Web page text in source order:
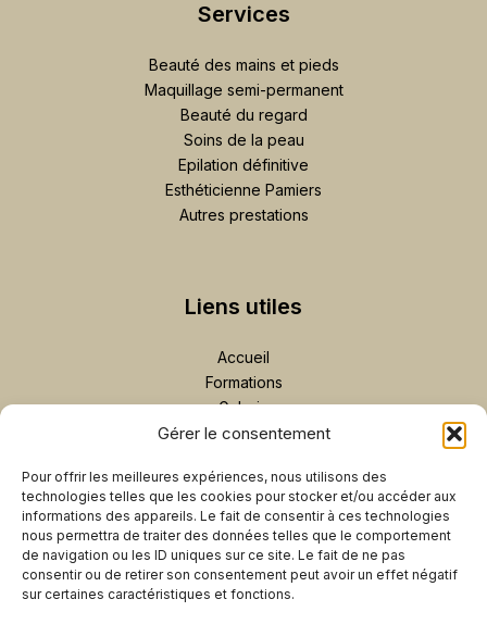
Gérer le consentement
Pour offrir les meilleures expériences, nous utilisons des
technologies telles que les cookies pour stocker et/ou accéder aux
informations des appareils. Le fait de consentir à ces technologies
nous permettra de traiter des données telles que le comportement
de navigation ou les ID uniques sur ce site. Le fait de ne pas
consentir ou de retirer son consentement peut avoir un effet négatif
sur certaines caractéristiques et fonctions.
Services
Beauté des mains et pieds
Maquillage semi-permanent
Beauté du regard
Soins de la peau
Epilation définitive
Esthéticienne Pamiers
Autres prestations
Liens utiles
Accueil
Formations
Galerie
Contact
Prendre rendez-vous
ENVOYER UN MESSAGE
07 69 32 05 62